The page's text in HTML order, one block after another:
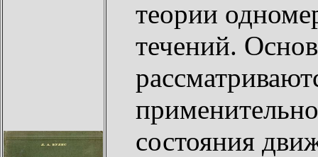
теории
течений.
состояния